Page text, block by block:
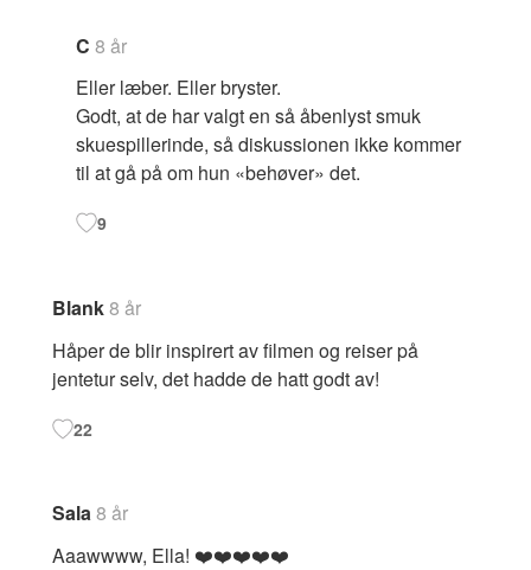
C 8 år
Eller læber. Eller bryster.
Godt, at de har valgt en så åbenlyst smuk
skuespillerinde, så diskussionen ikke kommer
til at gå på om hun «behøver» det.
9
Blank8 år
Håper de blir inspirert av filmen og reiser på
jentetur selv, det hadde de hatt godt av!
22
Sala8 år
Aaawwww, Ella! ❤️❤️❤️❤️❤️